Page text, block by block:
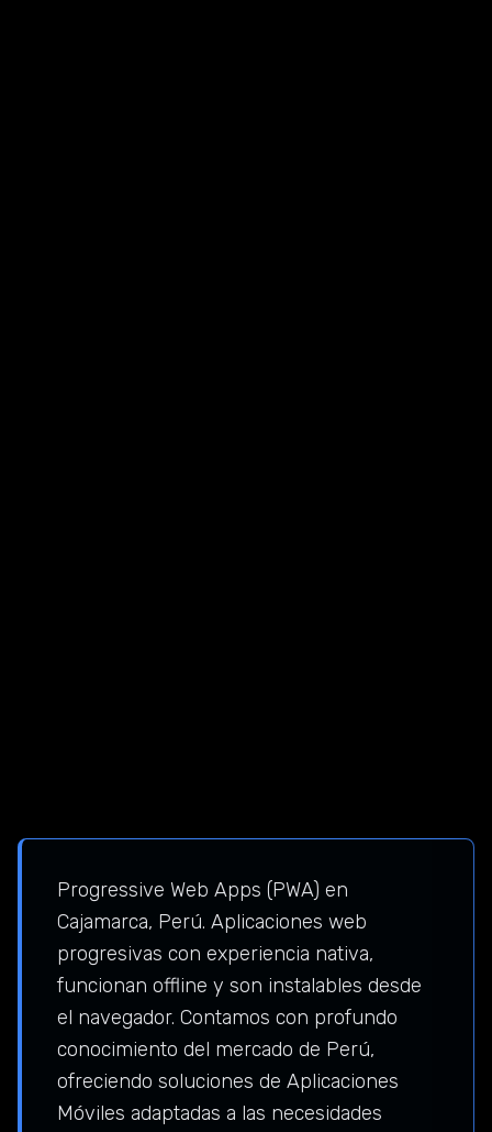
Progressive Web Apps (PWA) en
Cajamarca, Perú. Aplicaciones web
progresivas con experiencia nativa,
funcionan offline y son instalables desde
el navegador. Contamos con profundo
conocimiento del mercado de Perú,
ofreciendo soluciones de Aplicaciones
Móviles adaptadas a las necesidades